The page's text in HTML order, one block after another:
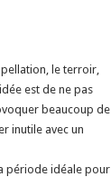
le terroir,
est de ne pas
beaucoup de
inutile avec un
période idéale pour